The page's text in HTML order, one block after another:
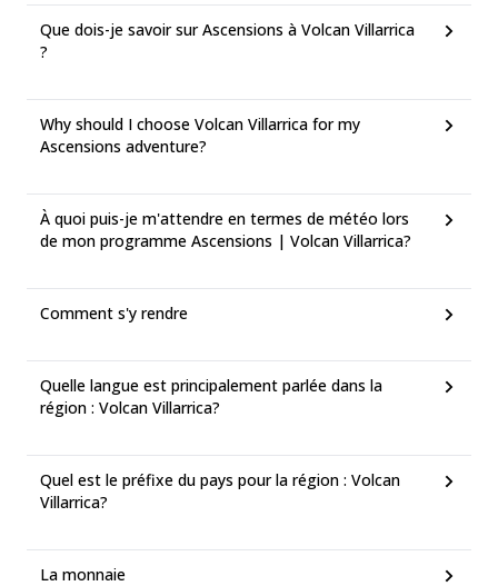
Que dois-je savoir sur Ascensions à Volcan Villarrica
?
Why should I choose Volcan Villarrica for my
Ascensions adventure?
À quoi puis-je m'attendre en termes de météo lors
de mon programme Ascensions | Volcan Villarrica?
Comment s'y rendre
Quelle langue est principalement parlée dans la
région : Volcan Villarrica?
Quel est le préfixe du pays pour la région : Volcan
Villarrica?
La monnaie